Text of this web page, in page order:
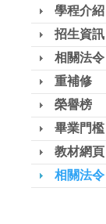
學程介紹
招生資訊
相關法令
重補修
榮譽榜
畢業門檻
教材網頁
相關法令